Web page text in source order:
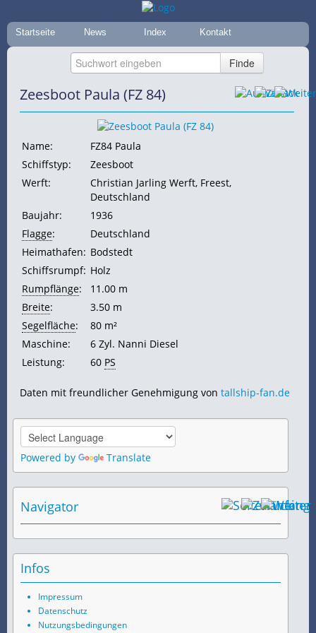
Startseite News Index Kontakt
Zeesboot Paula (FZ 84)
Name:
FZ84 Paula
Schiffstyp:
Zeesboot
Werft:
Christian Jarling Werft, Freest,
Deutschland
Baujahr:
1936
Flagge:
Deutschland
Heimathafen: Bodstedt
Schiffsrumpf: Holz
Rumpflänge:
11.00 m
Breite:
3.50 m
Segelfläche:
80 m²
Maschine:
6 Zyl. Nanni Diesel
Leistung:
60 PS
Daten mit freundlicher Genehmigung von tallship-fan.de
Powered by Translate
Navigator
Infos
Impressum
Datenschutz
Nutzungsbedingungen